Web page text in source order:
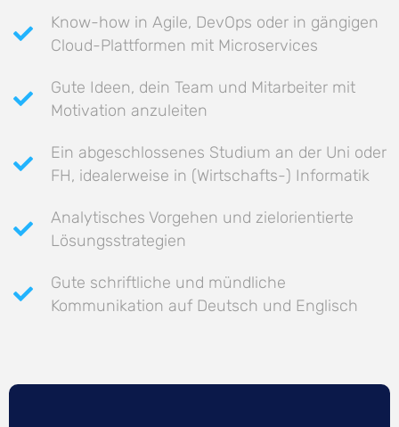
Know-how in Agile, DevOps oder in gängigen
Cloud-Plattformen mit Microservices
Gute Ideen, dein Team und Mitarbeiter mit
Motivation anzuleiten
Ein abgeschlossenes Studium an der Uni oder
FH, idealerweise in (Wirtschafts-) Informatik
Analytisches Vorgehen und zielorientierte
Lösungsstrategien
Gute schriftliche und mündliche
Kommunikation auf Deutsch und Englisch